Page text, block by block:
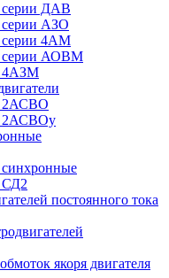
серии ДАВ
серии АЗО
серии 4АМ
серии АОВМ
4АЗМ
2АСВО
2АСВОу
синхронные
СД2
постоянного тока
якоря двигателя